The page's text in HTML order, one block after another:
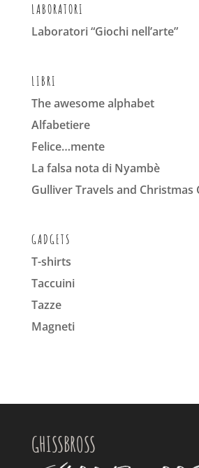
LABORATORI
Laboratori “Giochi nell’arte”
LIBRI
The awesome alphabet
Alfabetiere
Felice…mente
La falsa nota di Nyambè
Gulliver Travels and Christmas
GADGETS
T-shirts
Taccuini
Tazze
Magneti
GHISSBROSS